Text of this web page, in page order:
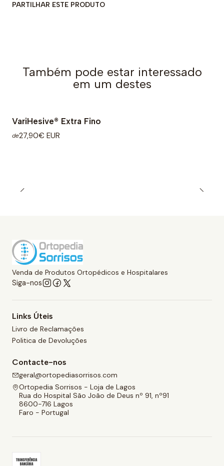
PARTILHAR ESTE PRODUTO
Também pode estar interessado
em um destes
VariHesive® Extra Fino
de27,90€ EUR
Venda de Produtos Ortopédicos e Hospitalares
Siga-nos
Links Úteis
Livro de Reclamações
Politica de Devoluções
Contacte-nos
geral@ortopediasorrisos.com
Ortopedia Sorrisos - Loja de Lagos
Rua do Hospital São João de Deus nº 91, nº91
8600-716 Lagos
Faro - Portugal